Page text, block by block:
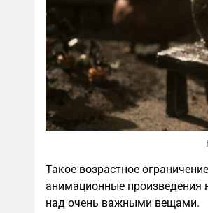
Такое возрастное
анимационные произведения
над очень важными вещами.